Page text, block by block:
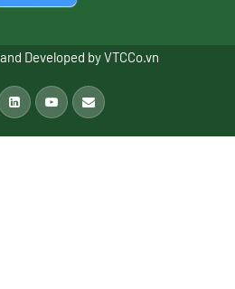
Developed byVTCCo.vn